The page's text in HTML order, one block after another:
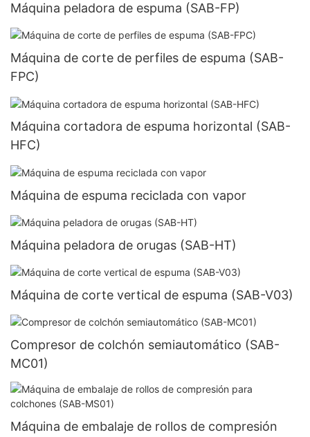
Máquina peladora de espuma (SAB-FP)
Máquina de corte de perfiles de espuma (SAB-
FPC)
Máquina cortadora de espuma horizontal (SAB-
HFC)
Máquina de espuma reciclada con vapor
Máquina peladora de orugas (SAB-HT)
Máquina de corte vertical de espuma (SAB-V03)
Compresor de colchón semiautomático (SAB-
MC01)
Máquina de embalaje de rollos de compresión